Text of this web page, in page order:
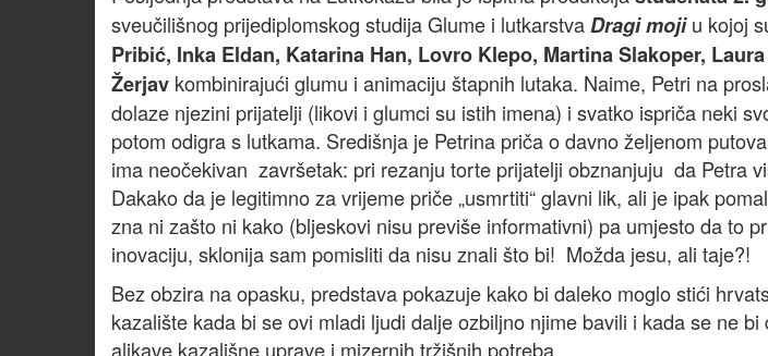
sveučilišnog prijediplomskog studija Glume i lutkarstvaDragi mojiu kojoj
Pribić, Inka Eldan, Katarina Han, Lovro Klepo, Martina Slakoper,
Žerjav kombinirajući glumu i animaciju štapnih lutaka. Naime, Petri na
dolaze njezini prijatelji (likovi i glumci su istih imena) i svatko ispriča neki
potom odigra s lutkama. Središnja je Petrina priča o davno željenom
ima neočekivan završetak: pri rezanju torte prijatelji obznanjuju da Petra
Dakako da je legitimno za vrijeme priče „usmrtiti“ glavni lik, ali je ipak
zna ni zašto ni kako (bljeskovi nisu previše informativni) pa umjesto da to
inovaciju, sklonija sam pomisliti da nisu znali što bi! Možda jesu, ali taje?!
Bez obzira na opasku, predstava pokazuje kako bi daleko moglo stići
kazalište kada bi se ovi mladi ljudi dalje ozbiljno njime bavili i kada se ne bi
aljkave kazališne uprave i mizernih tržišnih potreba.